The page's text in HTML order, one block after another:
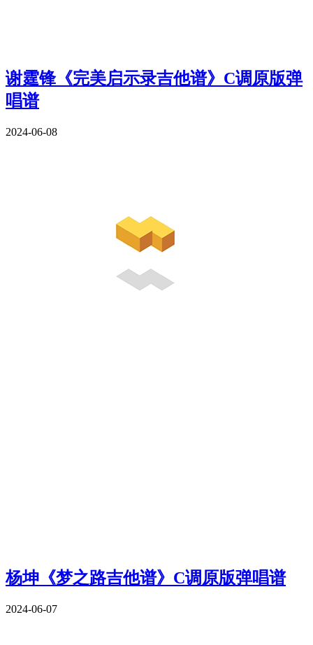
谢霆锋《完美启示录吉他谱》C调原版弹
唱谱
2024-06-08
杨坤《梦之路吉他谱》C调原版弹唱谱
2024-06-07